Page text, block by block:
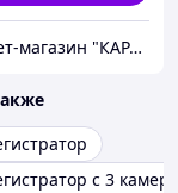
Интернет-магазин "КАРАПУЗИК"
с 3